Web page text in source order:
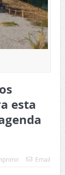
esta
Email